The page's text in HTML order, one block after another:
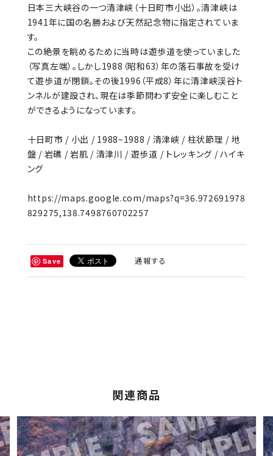
日本三大峡谷の一つ清津峡（十日町市小出）。清津峡は
1941年に国の名勝および天然記念物に指定されていま
す。
この絶景を眺めるために当時は遊歩道を使っていました
（写真左端）。しかし1988（昭和63）年の落石事故を受け
て遊歩道が閉鎖。その後1996（平成8）年に清津峡渓谷ト
ンネルが建設され、現在は季節問わず安全に楽しむこと
ができるようになっています。
十日町市 / 小出 / 1988~1988 / 清津峡 / 柱状節理 / 地
盤 / 岩礁 / 岩肌 / 清津川 / 遊歩道 / トレッキング / ハイキ
ング
https://maps.google.com/maps?q=36.972691978
829275,138.7498760702257
Save 通報する
関連商品